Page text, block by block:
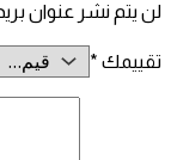
لن يتم نشر عنوان
تقييمك *